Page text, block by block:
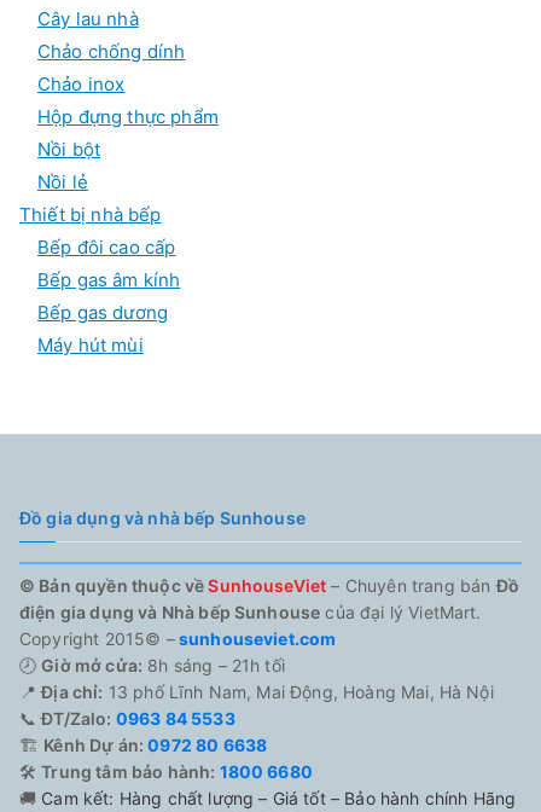
Cây lau nhà
Chảo chống dính
Chảo inox
Hộp đựng thực phẩm
Nồi bột
Nồi lẻ
Thiết bị nhà bếp
Bếp đôi cao cấp
Bếp gas âm kính
Bếp gas dương
Máy hút mùi
Đồ gia dụng và nhà bếp Sunhouse
© Bản quyền thuộc vềSunhouseViet – Chuyên trang bánĐồ
điện gia dụng và Nhà bếp Sunhouse của đại lý VietMart.
Copyright 2015© –sunhouseviet.com
🕗Giờ mở cửa: 8h sáng – 21h tối
📍Địa chỉ: 13 phố Lĩnh Nam, Mai Động, Hoàng Mai, Hà Nội
📞ĐT/Zalo: 0963 84 5533
🏗️ Kênh Dự án: 0972 80 6638
🛠️Trung tâm bảo hành: 1800 6680
🚚 Cam kết: Hàng chất lượng – Giá tốt – Bảo hành chính Hãng